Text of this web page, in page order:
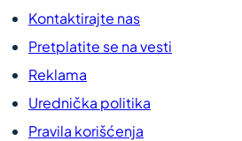
Kontaktirajte nas
Pretplatite se na vesti
Reklama
Urednička politika
Pravila korišćenja